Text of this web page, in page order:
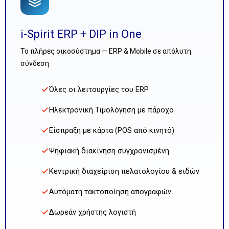
i-Spirit ERP + DIP in One
Το πλήρες οικοσύστημα — ERP & Mobile σε απόλυτη
σύνδεση
Όλες οι λειτουργίες του ERP
Ηλεκτρονική Τιμολόγηση με πάροχο
Είσπραξη με κάρτα (POS από κινητό)
Ψηφιακή διακίνηση συγχρονισμένη
Κεντρική διαχείριση πελατολογίου & ειδών
Αυτόματη τακτοποίηση απογραφών
Δωρεάν χρήστης λογιστή